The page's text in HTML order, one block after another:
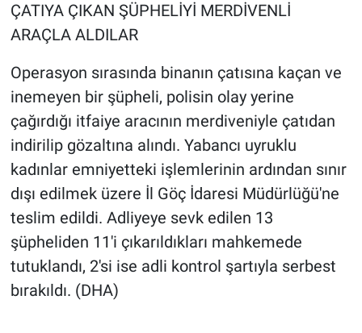
ÇATIYA ÇIKAN ŞÜPHELİYİ MERDİVENLİ
ARAÇLA ALDILAR
Operasyon sırasında binanın çatısına kaçan ve
inemeyen bir şüpheli, polisin olay yerine
çağırdığı itfaiye aracının merdiveniyle çatıdan
indirilip gözaltına alındı. Yabancı uyruklu
kadınlar emniyetteki işlemlerinin ardından sınır
dışı edilmek üzere İl Göç İdaresi Müdürlüğü'ne
teslim edildi. Adliyeye sevk edilen 13
şüpheliden 11'i çıkarıldıkları mahkemede
tutuklandı, 2'si ise adli kontrol şartıyla serbest
bırakıldı. (DHA)